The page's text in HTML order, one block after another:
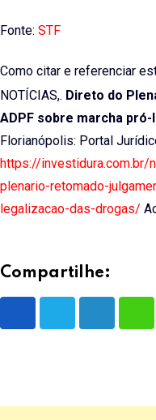
Fonte: STF
Como citar e referenciar
NOTÍCIAS,. Direto do
ADPF sobre marcha
Florianópolis: Portal
https://
plenario-retomado-
legalizacao-das-drogas/
Compartilhe: